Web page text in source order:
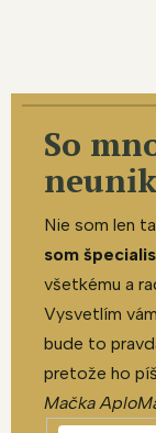
So
Nie som len
som
všetkému a
Vysvetlím
bude to
pretože ho
Mačka